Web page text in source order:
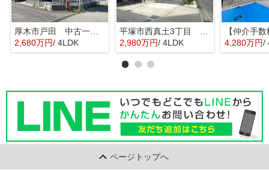
厚木市戸田 中古一戸建て
2,680万円/ 4LDK
2,980万円/ 4LDK 4,280万円/
ページトップへ